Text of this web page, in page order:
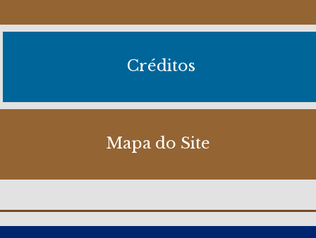
Créditos
Mapa do Site